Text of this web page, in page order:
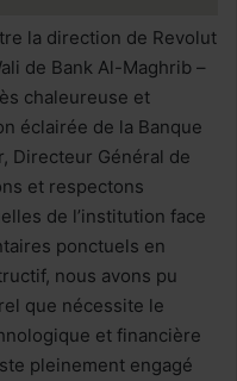
la direction de Revolut
de Bank Al-Maghrib –
chaleureuse et
éclairée de la Banque
Directeur Général de
et respectons
de l’institution face
ponctuels en
nous avons pu
que nécessite le
et financière
pleinement engagé